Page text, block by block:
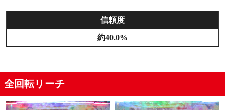
信頼度
約40.0%
全回転リーチ